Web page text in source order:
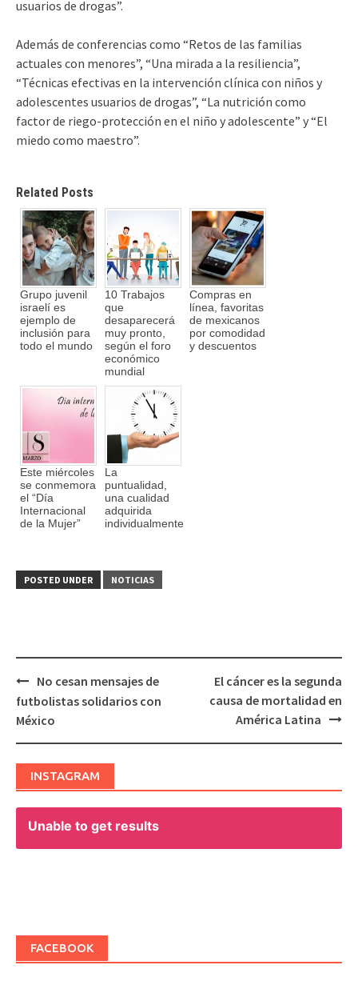
usuarios de drogas”.
Además de conferencias como “Retos de las familias
actuales con menores”, “Una mirada a la resiliencia”,
“Técnicas efectivas en la intervención clínica con niños y
adolescentes usuarios de drogas”, “La nutrición como
factor de riego-protección en el niño y adolescente” y “El
miedo como maestro”.
Related Posts
Grupo juvenil
israelí es
ejemplo de
inclusión para
todo el mundo
10 Trabajos
que
desaparecerá
muy pronto,
según el foro
económico
mundial
Compras en
línea, favoritas
de mexicanos
por comodidad
y descuentos
Este miércoles
se conmemora
el “Día
Internacional
de la Mujer”
La
puntualidad,
una cualidad
adquirida
individualmente
POSTED UNDER NOTICIAS
Post
navigation
No cesan mensajes de
futbolistas solidarios con
México
El cáncer es la segunda
causa de mortalidad en
América Latina
INSTAGRAM
Unable to get results
FACEBOOK